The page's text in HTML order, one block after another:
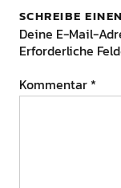
SCHREIBE
Deine E-Mail-
Erforderliche
Kommentar *